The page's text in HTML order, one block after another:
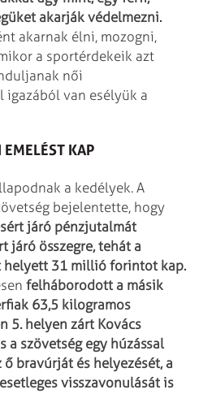
akarják védelmezni.
akarnak élni, mozogni,
a sportérdekeik azt
női
igazából van esélyük a
KAP
a kedélyek. A
bejelentette, hogy
járó pénzjutalmát
járó összegre, tehát a
31 millió forintot kap.
felháborodott a másik
63,5 kilogramos
5. helyen zárt Kovács
a szövetség egy húzással
bravúrját és helyezését, a
visszavonulását is